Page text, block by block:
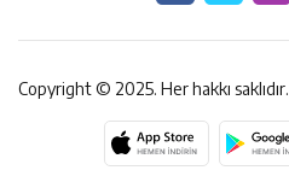
Copyright © 2025. Her hakkı saklıdır.